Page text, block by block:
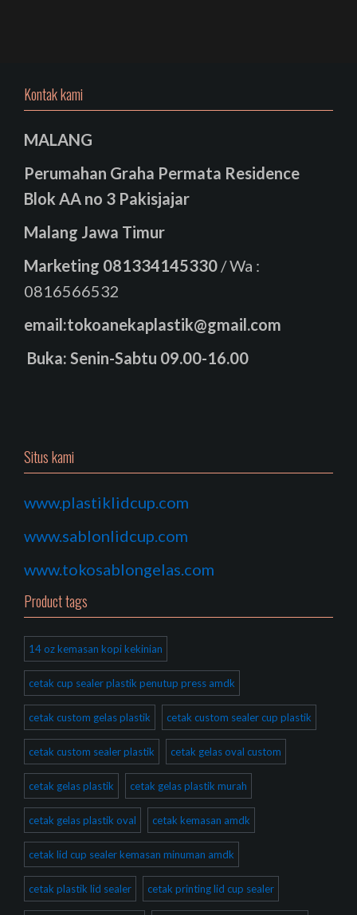
Kontak kami
MALANG
Perumahan Graha Permata Residence
Blok AA no 3 Pakisjajar
Malang Jawa Timur
Marketing 081334145330 / Wa :
0816566532
email:tokoanekaplastik@gmail.com
Buka: Senin-Sabtu 09.00-16.00
Situs kami
www.plastiklidcup.com
www.sablonlidcup.com
www.tokosablongelas.com
Product tags
14 oz kemasan kopi kekinian
cetak cup sealer plastik penutup press amdk
cetak custom gelas plastik cetak custom sealer cup plastik
cetak custom sealer plastik cetak gelas oval custom
cetak gelas plastik cetak gelas plastik murah
cetak gelas plastik oval cetak kemasan amdk
cetak lid cup sealer kemasan minuman amdk
cetak plastik lid sealer cetak printing lid cup sealer